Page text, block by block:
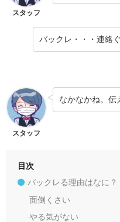
スタッフ
バックレ・・・連絡
スタッフ
なかなかね。伝
目次
バックレる理由はなに？
面倒くさい
やる気がない